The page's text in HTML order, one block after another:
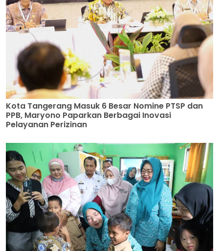
Kota Tangerang Masuk 6 Besar Nomine PTSP dan
PPB, Maryono Paparkan Berbagai Inovasi
Pelayanan Perizinan